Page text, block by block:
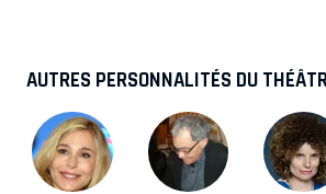
AUTRES PERSONNALITÉS DU